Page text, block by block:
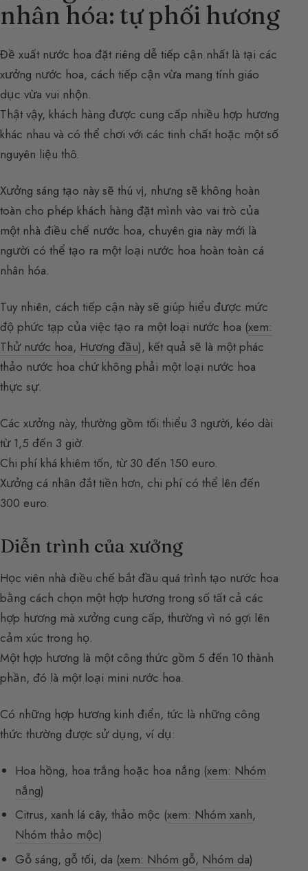
nhân hóa: tự phối hương
Đề xuất nước hoa đặt riêng dễ tiếp cận nhất là tại các
xưởng nước hoa, cách tiếp cận vừa mang tính giáo
dục vừa vui nhộn.
Thật vậy, khách hàng được cung cấp nhiều hợp hương
khác nhau và có thể chơi với các tinh chất hoặc một số
nguyên liệu thô.
Xưởng sáng tạo này sẽ thú vị, nhưng sẽ không hoàn
toàn cho phép khách hàng đặt mình vào vai trò của
một nhà điều chế nước hoa, chuyên gia này mới là
người có thể tạo ra một loại nước hoa hoàn toàn cá
nhân hóa.
Tuy nhiên, cách tiếp cận này sẽ giúp hiểu được mức
độ phức tạp của việc tạo ra một loại nước hoa (xem:
Thử nước hoa, Hương đầu), kết quả sẽ là một phác
thảo nước hoa chứ không phải một loại nước hoa
thực sự.
Các xưởng này, thường gồm tối thiểu 3 người, kéo dài
từ 1,5 đến 3 giờ.
Chi phí khá khiêm tốn, từ 30 đến 150 euro.
Xưởng cá nhân đắt tiền hơn, chi phí có thể lên đến
300 euro.
Diễn trình của xưởng
Học viên nhà điều chế bắt đầu quá trình tạo nước hoa
bằng cách chọn một hợp hương trong số tất cả các
hợp hương mà xưởng cung cấp, thường vì nó gợi lên
cảm xúc trong họ.
Một hợp hương là một công thức gồm 5 đến 10 thành
phần, đó là một loại mini nước hoa.
Có những hợp hương kinh điển, tức là những công
thức thường được sử dụng, ví dụ:
Hoa hồng, hoa trắng hoặc hoa nắng (xem: Nhóm
nắng)
Citrus, xanh lá cây, thảo mộc (xem: Nhóm xanh,
Nhóm thảo mộc)
Gỗ sáng, gỗ tối, da (xem: Nhóm gỗ, Nhóm da)